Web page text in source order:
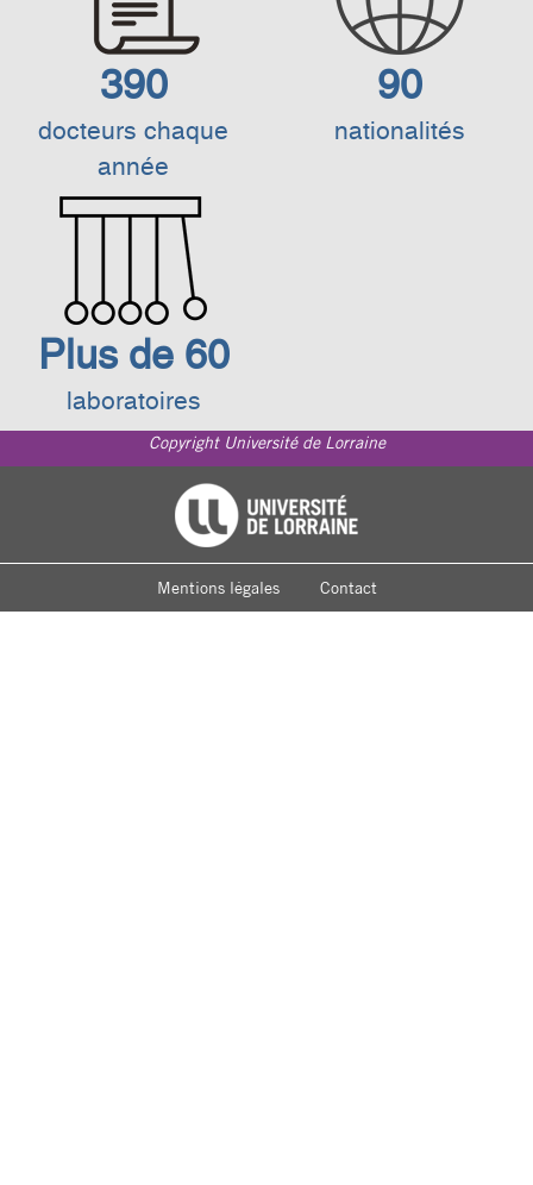
390
docteurs chaque
année
90
nationalités
Plus de 60
laboratoires
Copyright Université de Lorraine
Université de Lorraine
Mentions légales Contact